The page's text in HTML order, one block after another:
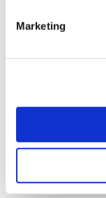
Marketing
Spain Clinici
Thailand Clinici
Tratamente Populare în